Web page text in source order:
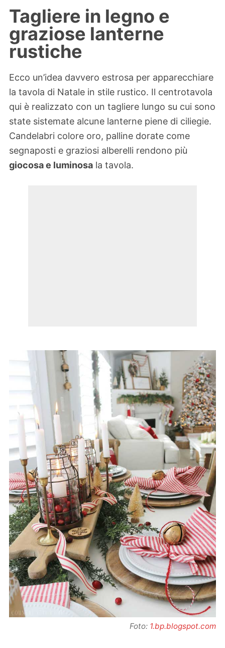
Tagliere in legno e
graziose lanterne
rustiche
Ecco un’idea davvero estrosa per apparecchiare
la tavola di Natale in stile rustico. Il centrotavola
qui è realizzato con un tagliere lungo su cui sono
state sistemate alcune lanterne piene di ciliegie.
Candelabri colore oro, palline dorate come
segnaposti e graziosi alberelli rendono più
giocosa e luminosa la tavola.
Foto: 1.bp.blogspot.com